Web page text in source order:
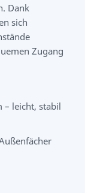
Dank
sich
Zugang
– leicht, stabil